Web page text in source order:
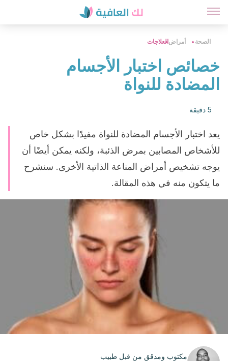
الصحة أمراضالعلاجات
خصائص اختبار الأجسام
المضادة للنواة
5 دقيقة
يعد اختبار الأجسام المضادة للنواة مفيدًا بشكل خاص
للأشخاص المصابين بمرض الذئبة، ولكنه يمكن أيضًا أن
يوجه تشخيص أمراض المناعة الذاتية الأخرى. سنشرح
ما يتكون منه في هذه المقالة.
مكتوب ومدقق من قبل طبيب